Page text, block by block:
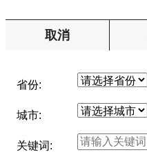
取消
省份:
城市:
关键词: